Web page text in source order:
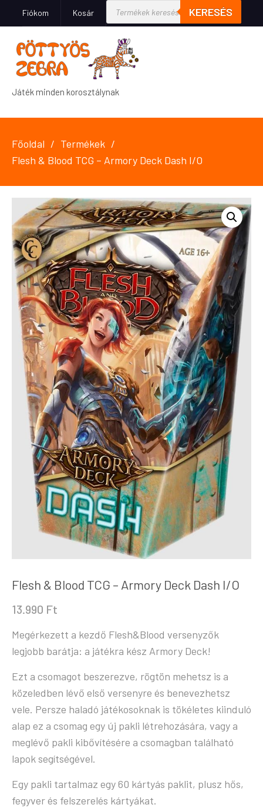
Fiókom Kosár KERESÉS
Játék minden korosztálynak
Főoldal
Termékek
Flesh & Blood TCG – Armory Deck Dash I/O
Flesh & Blood TCG – Armory Deck Dash I/O
13.990 Ft
Megérkezett a kezdő Flesh&Blood versenyzők
legjobb barátja: a játékra kész Armory Deck!
Ezt a csomagot beszerezve, rögtön mehetsz is a
közeledben lévő első versenyre és benevezhetsz
vele. Persze haladó játékosoknak is tökéletes kiinduló
alap ez a csomag egy új pakli létrehozására, vagy a
meglévő pakli kibővítésére a csomagban található
lapok segítségével.
Egy pakli tartalmaz egy 60 kártyás paklit, plusz hős,
fegyver és felszerelés kártyákat.